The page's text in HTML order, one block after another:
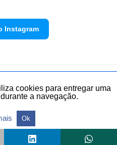
Instagram
Envie sua denúncia
cookies para entregar uma
a navegação.
Ok